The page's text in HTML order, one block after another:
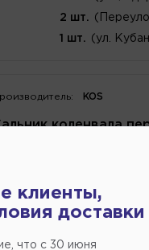
2 шт.
1 шт. (ул.
KOS
коленвала
номер
клиенты,
доставки
что c 30 июня